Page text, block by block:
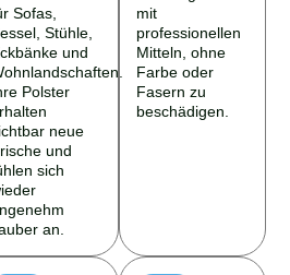
Sofas,
Stühle,
und
Polster
neue
und
sich
an.
mit
professionellen
Mitteln, ohne
Farbe oder
Fasern zu
beschädigen.